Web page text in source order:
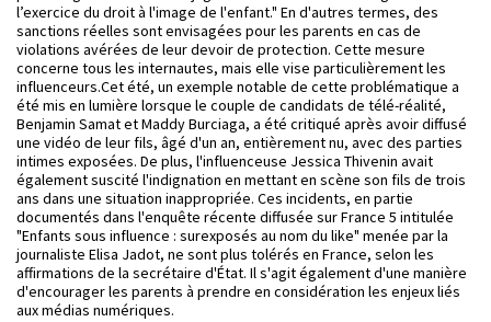
l’exercice du droit à l'image de l'enfant." En d'autres termes, des
sanctions réelles sont envisagées pour les parents en cas de
violations avérées de leur devoir de protection. Cette mesure
concerne tous les internautes, mais elle vise particulièrement les
influenceurs.Cet été, un exemple notable de cette problématique a
été mis en lumière lorsque le couple de candidats de télé-réalité,
Benjamin Samat et Maddy Burciaga, a été critiqué après avoir diffusé
une vidéo de leur fils, âgé d'un an, entièrement nu, avec des parties
intimes exposées. De plus, l'influenceuse Jessica Thivenin avait
également suscité l'indignation en mettant en scène son fils de trois
ans dans une situation inappropriée. Ces incidents, en partie
documentés dans l'enquête récente diffusée sur France 5 intitulée
"Enfants sous influence : surexposés au nom du like" menée par la
journaliste Elisa Jadot, ne sont plus tolérés en France, selon les
affirmations de la secrétaire d'État. Il s'agit également d'une manière
d'encourager les parents à prendre en considération les enjeux liés
aux médias numériques.